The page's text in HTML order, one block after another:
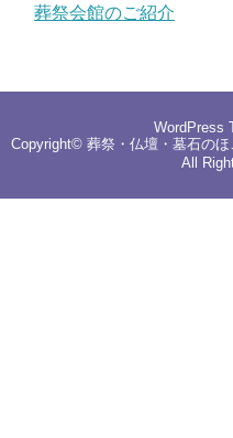
葬祭会館のご紹介
WordPress
Copyright© 葬祭・仏壇・墓石の
All